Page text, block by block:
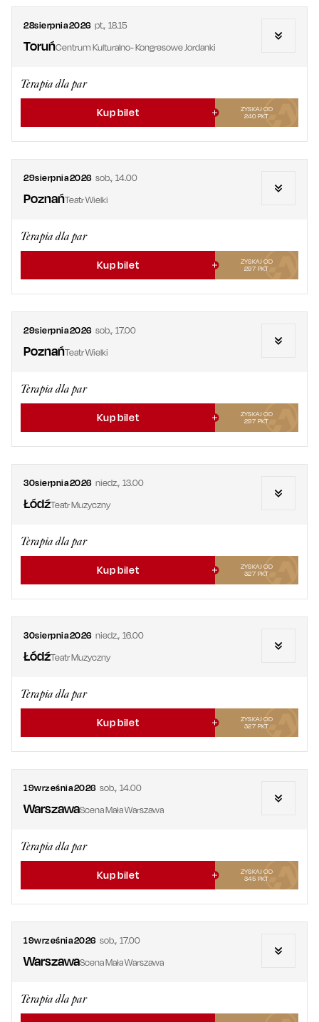
28sierpnia2026 pt., 18.15
ToruńCentrum Kulturalno- Kongresowe Jordanki
Terapia dla par
Kup bilet
ZYSKAJ OD
240 PKT
29sierpnia2026 sob., 14.00
PoznańTeatr Wielki
Terapia dla par
Kup bilet
ZYSKAJ OD
297 PKT
29sierpnia2026 sob., 17.00
PoznańTeatr Wielki
Terapia dla par
Kup bilet
ZYSKAJ OD
297 PKT
30sierpnia2026 niedz., 13.00
ŁódźTeatr Muzyczny
Terapia dla par
Kup bilet
ZYSKAJ OD
327 PKT
30sierpnia2026 niedz., 16.00
ŁódźTeatr Muzyczny
Terapia dla par
Kup bilet
ZYSKAJ OD
327 PKT
19września2026 sob., 14.00
WarszawaScena Mała Warszawa
Terapia dla par
Kup bilet
ZYSKAJ OD
345 PKT
19września2026 sob., 17.00
WarszawaScena Mała Warszawa
Terapia dla par